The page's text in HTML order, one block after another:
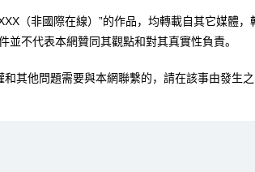
（非國際在線）”的作品，均轉載自其它媒體，
並不代表本網贊同其觀點和對其真實性負責。
其他問題需要與本網聯繫的，請在該事由發生之